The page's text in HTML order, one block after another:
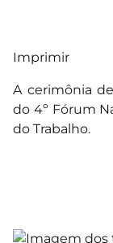
Imprimir
A cerimônia
do 4º Fórum
do Trabalho.